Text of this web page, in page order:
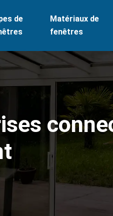
de
Matériaux de
fenêtres